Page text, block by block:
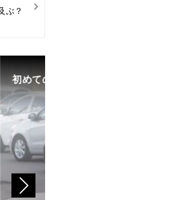
ぶ？
初めての中古車選び、購入時の流れ